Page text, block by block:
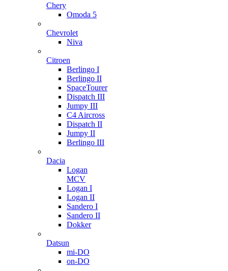
Chery
Omoda 5
Chevrolet
Niva
Citroen
Berlingo I
Berlingo II
SpaceTourer
Dispatch III
Jumpy III
C4 Aircross
Dispatch II
Jumpy II
Berlingo III
Dacia
Logan
MCV
Logan I
Logan II
Sandero I
Sandero II
Dokker
Datsun
mi-DO
on-DO